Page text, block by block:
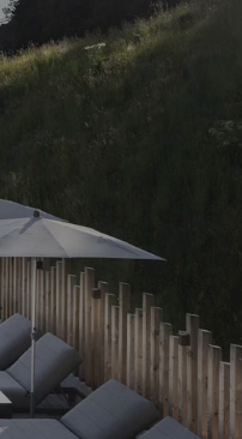
Richiesta
Prenotazione